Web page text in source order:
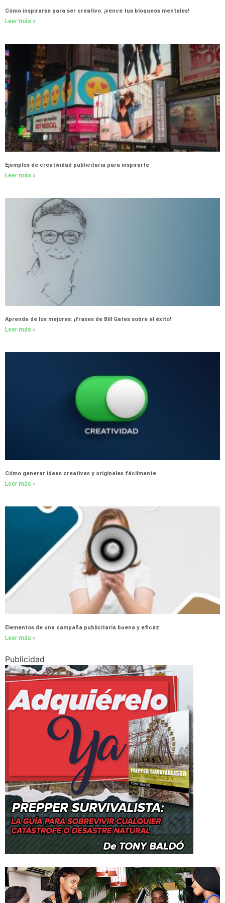
Cómo inspirarse para ser creativo: ¡vence tus bloqueos mentales!
Leer más »
Ejemplos de creatividad publicitaria para inspirarte
Leer más »
Aprende de los mejores: ¡frases de Bill Gates sobre el éxito!
Leer más »
Cómo generar ideas creativas y originales fácilmente
Leer más »
Elementos de una campaña publicitaria buena y eficaz
Leer más »
Publicidad